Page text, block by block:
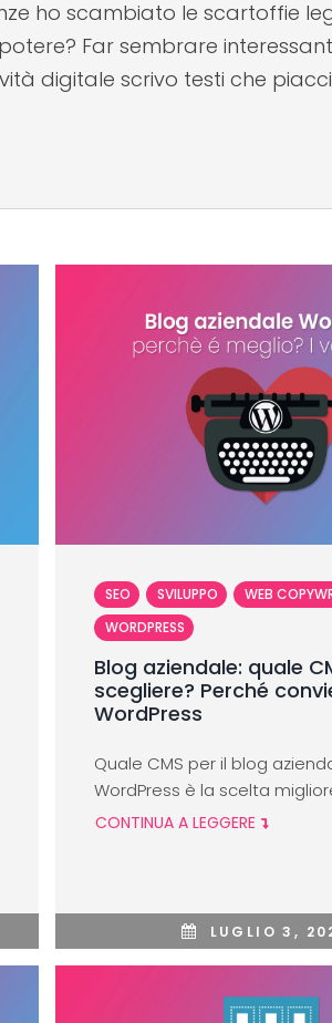
ho scambiato le scartoffie
Far sembrare
digitale scrivo testi che
SEO SVILUPPO
WEB
WORDPRESS
Blog aziendale: quale
scegliere? Perché
WordPress
Quale CMS per il blog
WordPress è la scelta
CONTINUA A LEGGERE
LUGLIO 3,